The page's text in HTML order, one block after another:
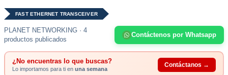
FAST ETHERNET TRANSCEIVER
PLANET NETWORKING · 4
productos publicados
Contáctenos por Whatsapp
¿No encuentras lo que buscas?
Lo importamos para ti en una semana
Contáctanos →